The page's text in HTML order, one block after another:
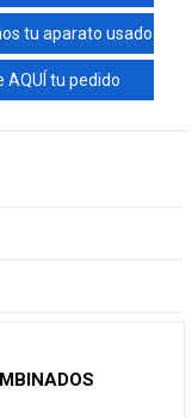
tu aparato usado
AQUÍ tu pedido